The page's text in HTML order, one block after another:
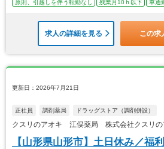
原則、引越しを伴う転勤なし
残業月10ｈ以下 車通
求人の詳細を見る この求
更新日：2026年7月21日
正社員 調剤薬局 ドラッグストア（調剤併設）
クスリのアオキ 江俣薬局 株式会社クスリの
【山形県山形市】土日休み／福